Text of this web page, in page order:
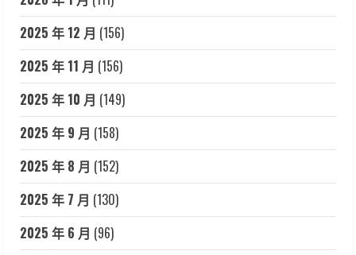
2025 年 12 月 (156)
2025 年 11 月 (156)
2025 年 10 月 (149)
2025 年 9 月 (158)
2025 年 8 月 (152)
2025 年 7 月 (130)
2025 年 6 月 (96)